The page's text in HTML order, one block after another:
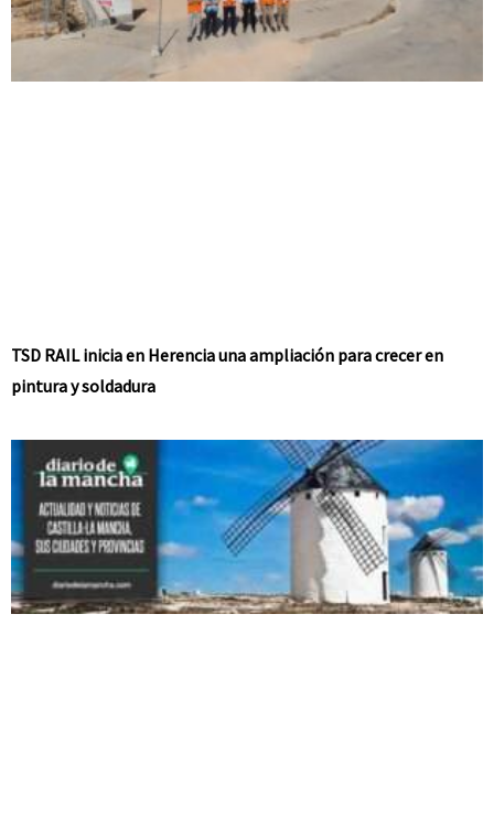
TSD RAIL inicia en Herencia una ampliación para crecer en
pintura y soldadura